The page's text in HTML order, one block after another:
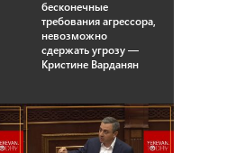
бесконечные
требования агрессора,
невозможно
сдержать угрозу —
Кристине Варданян